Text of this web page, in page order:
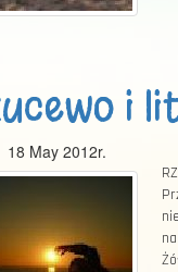
i
18 May 2012r.